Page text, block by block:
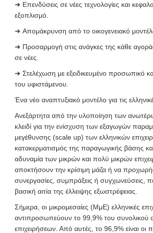
➜ Επενδύσεις σε νέες τεχνολογίες και
εξοπλισμό.
➜ Απομάκρυνση από το οικογενειακό
➜ Προσαρμογή στις ανάγκες της κάθε
σε νέες.
➜ Στελέχωση με εξειδικευμένο προσωπικό
του υφιστάμενου.
Ένα νέο αναπτυξιακό μοντέλο για τις
Ανεξάρτητα από την υλοποίηση των
κλειδί για την ενίσχυση των εξαγωγών
μεγέθυνσης (scale up) των ελληνικών
κατακερματισμός της παραγωγικής βάσης
αδυναμία των μικρών και πολύ μικρών
αποκτήσουν την κρίσιμη μάζα ή να
συνεργασίες, συμπράξεις ή συγχωνεύσεις,
βασική αιτία της έλλειψης εξωστρέφειας.
Σήμερα, οι μικρομεσαίες (ΜμΕ) ελληνικές
αντιπροσωπεύουν το 99,9% του συνολικού
επιχειρήσεων. Από αυτές, το 96,9% είναι οι